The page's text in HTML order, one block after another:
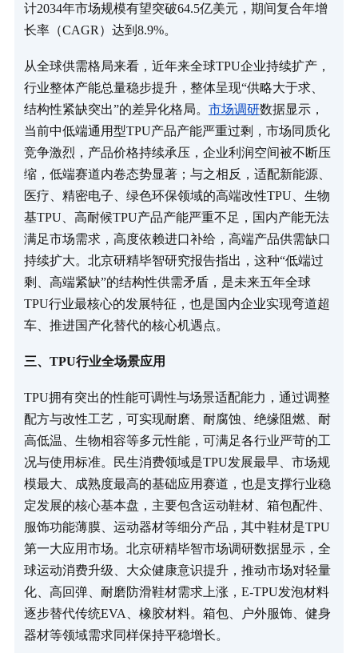
计2034年市场规模有望突破64.5亿美元，期间复合年增
长率（CAGR）达到8.9%。
从全球供需格局来看，近年来全球TPU企业持续扩产，
行业整体产能总量稳步提升，整体呈现“供略大于求、
结构性紧缺突出”的差异化格局。 市场调研数据显示，
当前中低端通用型TPU产品产能严重过剩，市场同质化
竞争激烈，产品价格持续承压，企业利润空间被不断压
缩，低端赛道内卷态势显著；与之相反，适配新能源、
医疗、精密电子、绿色环保领域的高端改性TPU、生物
基TPU、高耐候TPU产品产能严重不足，国内产能无法
满足市场需求，高度依赖进口补给，高端产品供需缺口
持续扩大。北京研精毕智研究报告指出，这种“低端过
剩、高端紧缺”的结构性供需矛盾，是未来五年全球
TPU行业最核心的发展特征，也是国内企业实现弯道超
车、推进国产化替代的核心机遇点。
三、TPU行业全场景应用
TPU拥有突出的性能可调性与场景适配能力，通过调整
配方与改性工艺，可实现耐磨、耐腐蚀、绝缘阻燃、耐
高低温、生物相容等多元性能，可满足各行业严苛的工
况与使用标准。民生消费领域是TPU发展最早、市场规
模最大、成熟度最高的基础应用赛道，也是支撑行业稳
定发展的核心基本盘，主要包含运动鞋材、箱包配件、
服饰功能薄膜、运动器材等细分产品，其中鞋材是TPU
第一大应用市场。北京研精毕智市场调研数据显示，全
球运动消费升级、大众健康意识提升，推动市场对轻量
化、高回弹、耐磨防滑鞋材需求上涨，E-TPU发泡材料
逐步替代传统EVA、橡胶材料。箱包、户外服饰、健身
器材等领域需求同样保持平稳增长。